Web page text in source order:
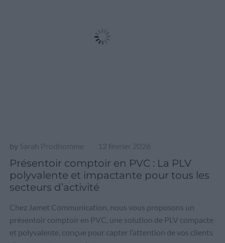
by Sarah Prodhomme 12 février 2026
Présentoir comptoir en PVC : La PLV
polyvalente et impactante pour tous les
secteurs d’activité
Chez Jamet Communication, nous vous proposons un
présentoir comptoir en PVC, une solution de PLV compacte
et polyvalente, conçue pour capter l’attention de vos clients